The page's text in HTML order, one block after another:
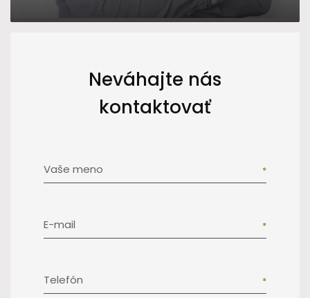
Neváhajte nás
kontaktovať
Vaše meno
E-mail
Telefón